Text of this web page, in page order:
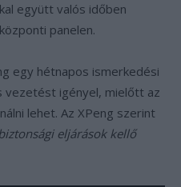
együtt valós időben
panelen.
egy hétnapos ismerkedési
vezetést igényel, mielőtt az
lehet. Az XPeng szerint
eljárások kellő